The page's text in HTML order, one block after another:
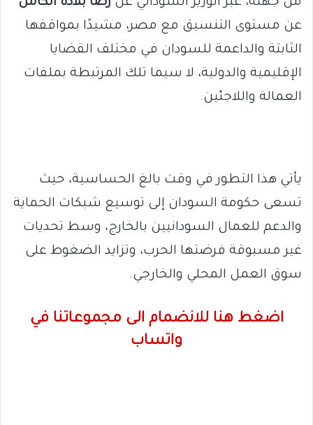
من جهته، عبّر الوزير السوداني عن رضا بلاده الكامل
عن مستوى التنسيق مع مصر، مشيدًا بمواقفها
الثابتة والداعمة للسودان في مختلف القضايا
الإقليمية والدولية، لا سيما تلك المرتبطة بملفات
العمالة واللاجئين.
يأتي هذا التطور في وقت بالغ الحساسية، حيث
تسعى حكومة السودان إلى توسيع شبكات الحماية
والدعم للعمال السودانيين بالخارج، وسط تحديات
غير مسبوقة فرضتها الحرب، وتزايد الضغوط على
سوق العمل المحلي والخارجي.
اضغط هنا للانضمام الى مجموعاتنا في
واتساب